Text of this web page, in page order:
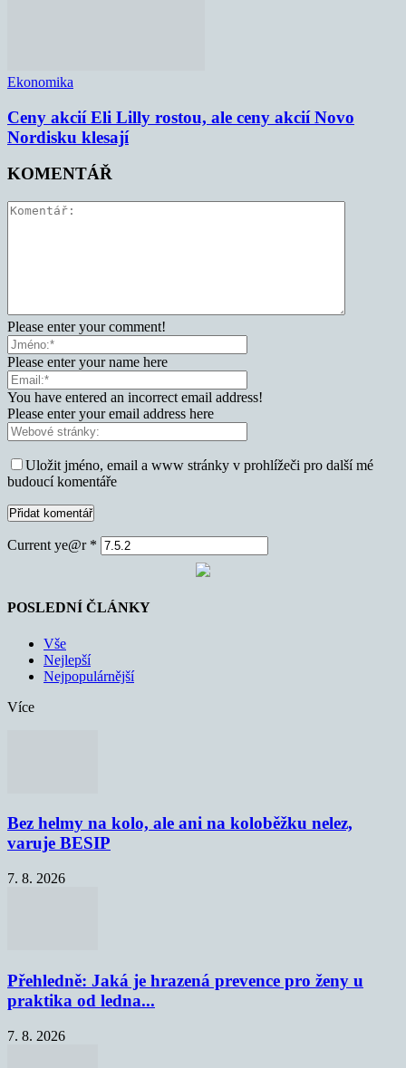
Ekonomika
Ceny akcií Eli Lilly rostou, ale ceny akcií Novo
Nordisku klesají
KOMENTÁŘ
Please enter your comment!
Please enter your name here
You have entered an incorrect email address!
Please enter your email address here
Uložit jméno, email a www stránky v prohlížeči pro další mé
budoucí komentáře
Current ye@r *
POSLEDNÍ ČLÁNKY
Vše
Nejlepší
Nejpopulárnější
Více
Bez helmy na kolo, ale ani na koloběžku nelez,
varuje BESIP
7. 8. 2026
Přehledně: Jaká je hrazená prevence pro ženy u
praktika od ledna...
7. 8. 2026